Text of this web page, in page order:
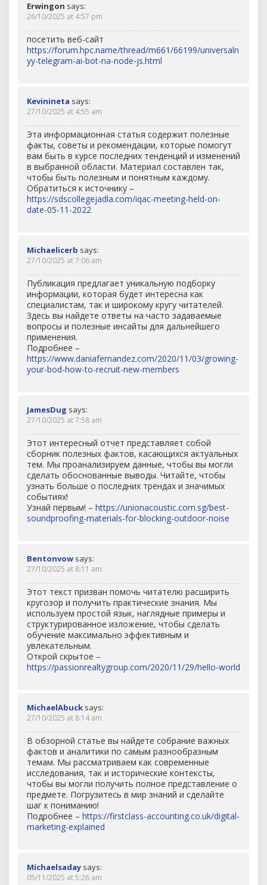
Erwingon says:
26/10/2025 at 4:57 pm
посетить веб-сайт
https://forum.hpc.name/thread/m661/66199/universaln
yy-telegram-ai-bot-na-node-js.html
Kevinineta says:
27/10/2025 at 4:55 am
Эта информационная статья содержит полезные
факты, советы и рекомендации, которые помогут
вам быть в курсе последних тенденций и изменений
в выбранной области. Материал составлен так,
чтобы быть полезным и понятным каждому.
Обратиться к источнику –
https://sdscollegejadla.com/iqac-meeting-held-on-
date-05-11-2022
Michaelicerb says:
27/10/2025 at 7:06 am
Публикация предлагает уникальную подборку
информации, которая будет интересна как
специалистам, так и широкому кругу читателей.
Здесь вы найдете ответы на часто задаваемые
вопросы и полезные инсайты для дальнейшего
применения.
Подробнее –
https://www.daniafernandez.com/2020/11/03/growing-
your-bod-how-to-recruit-new-members
JamesDug says:
27/10/2025 at 7:58 am
Этот интересный отчет представляет собой
сборник полезных фактов, касающихся актуальных
тем. Мы проанализируем данные, чтобы вы могли
сделать обоснованные выводы. Читайте, чтобы
узнать больше о последних трендах и значимых
событиях!
Узнай первым! – https://unionacoustic.com.sg/best-
soundproofing-materials-for-blocking-outdoor-noise
Bentonvow says:
27/10/2025 at 8:11 am
Этот текст призван помочь читателю расширить
кругозор и получить практические знания. Мы
используем простой язык, наглядные примеры и
структурированное изложение, чтобы сделать
обучение максимально эффективным и
увлекательным.
Открой скрытое –
https://passionrealtygroup.com/2020/11/29/hello-world
MichaelAbuck says:
27/10/2025 at 8:14 am
В обзорной статье вы найдете собрание важных
фактов и аналитики по самым разнообразным
темам. Мы рассматриваем как современные
исследования, так и исторические контексты,
чтобы вы могли получить полное представление о
предмете. Погрузитесь в мир знаний и сделайте
шаг к пониманию!
Подробнее – https://firstclass-accounting.co.uk/digital-
marketing-explained
Michaelsaday says:
05/11/2025 at 5:26 am